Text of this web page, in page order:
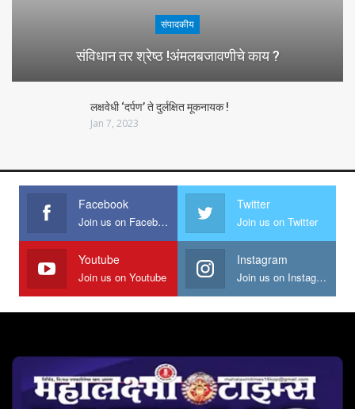
संपादकीय
संविधान तर श्रेष्ठ !अंमलबजावणीचे काय ?
लक्षवेधी ‘दर्पण’ ते दुर्लक्षित मूकनायक !
Jan 7, 2023
Facebook
Join us on Facebook
Twitter
Join us on Twitter
Youtube
Join us on Youtube
Instagram
Join us on Instagram